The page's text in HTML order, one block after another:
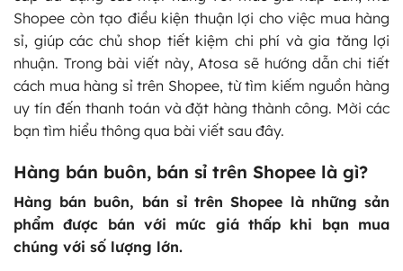
Shopee còn tạo điều kiện thuận lợi cho việc mua hàng
sỉ, giúp các chủ shop tiết kiệm chi phí và gia tăng lợi
nhuận. Trong bài viết này, Atosa sẽ hướng dẫn chi tiết
cách mua hàng sỉ trên Shopee, từ tìm kiếm nguồn hàng
uy tín đến thanh toán và đặt hàng thành công. Mời các
bạn tìm hiểu thông qua bài viết sau đây.
Hàng bán buôn, bán sỉ trên Shopee là gì?
Hàng bán buôn, bán sỉ trên Shopee là những sản
phẩm được bán với mức giá thấp khi bạn mua
chúng với số lượng lớn.